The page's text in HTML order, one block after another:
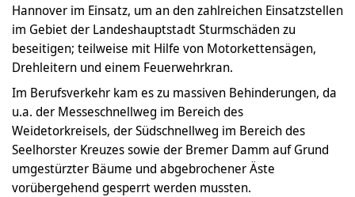
Hannover im Einsatz, um an den zahlreichen Einsatzstellen
im Gebiet der Landeshauptstadt Sturmschäden zu
beseitigen; teilweise mit Hilfe von Motorkettensägen,
Drehleitern und einem Feuerwehrkran.
Im Berufsverkehr kam es zu massiven Behinderungen, da
u.a. der Messeschnellweg im Bereich des
Weidetorkreisels, der Südschnellweg im Bereich des
Seelhorster Kreuzes sowie der Bremer Damm auf Grund
umgestürzter Bäume und abgebrochener Äste
vorübergehend gesperrt werden mussten.